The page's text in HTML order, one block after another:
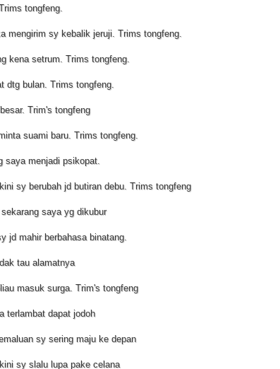
tongfeng.
mengirim sy kebalik jeruji. Trims tongfeng.
kena setrum. Trims tongfeng.
dtg bulan. Trims tongfeng.
Trim's tongfeng
suami baru. Trims tongfeng.
saya menjadi psikopat.
sy berubah jd butiran debu. Trims tongfeng
saya yg dikubur
jd mahir berbahasa binatang.
tau alamatnya
masuk surga. Trim's tongfeng
terlambat dapat jodoh
sy sering maju ke depan
sy slalu lupa pake celana